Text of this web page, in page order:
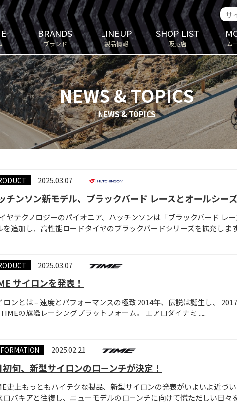
BRANDS
ブランド
LINEUP
製品情報
SHOP LIST
販売店 ム
NEWS & TOPICS
NEWS & TOPICS
2025.03.07
チンソン新モデル、ブラックバード レースとオールシー
ヤテクノロジーのパイオニア、ハッチンソンは「ブラックバード レ
を追加し、高性能ロードタイヤのブラックバードシリーズを拡充しま
2025.03.07
サイロンを発表！
ロンとは – 速度とパフォーマンスの極致 2014年、伝説は誕生し、
の旗艦レーシングプラットフォーム。 エアロダイナミ .....
2025.02.21
旬、新型サイロンのローンチが決定！
史上もっともハイテクな製品、新型サイロンの発表がいよいよ近づ
ロバキアと往復し、ニューモデルのローンチに向けて慌ただしい日々